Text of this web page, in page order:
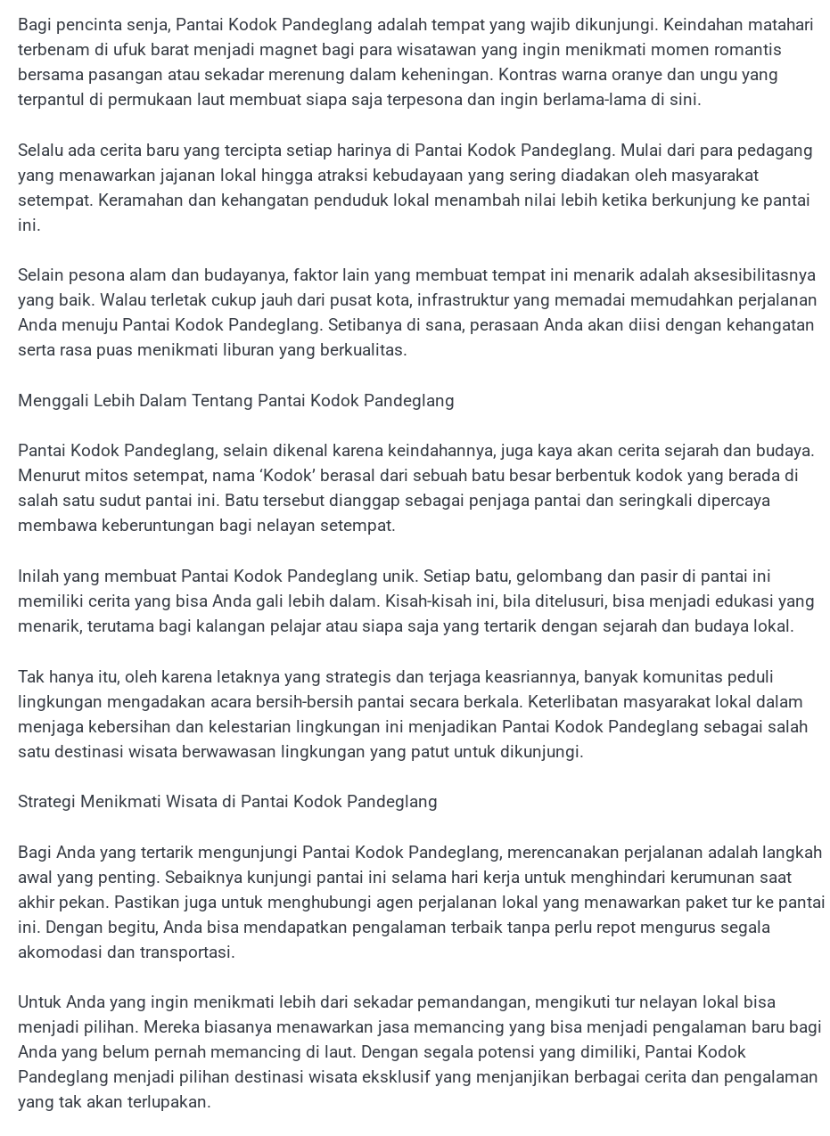
Bagi pencinta senja, Pantai Kodok Pandeglang adalah tempat yang wajib dikunjungi. Keindahan matahari
terbenam di ufuk barat menjadi magnet bagi para wisatawan yang ingin menikmati momen romantis
bersama pasangan atau sekadar merenung dalam keheningan. Kontras warna oranye dan ungu yang
terpantul di permukaan laut membuat siapa saja terpesona dan ingin berlama-lama di sini.
Selalu ada cerita baru yang tercipta setiap harinya di Pantai Kodok Pandeglang. Mulai dari para pedagang
yang menawarkan jajanan lokal hingga atraksi kebudayaan yang sering diadakan oleh masyarakat
setempat. Keramahan dan kehangatan penduduk lokal menambah nilai lebih ketika berkunjung ke pantai
ini.
Selain pesona alam dan budayanya, faktor lain yang membuat tempat ini menarik adalah aksesibilitasnya
yang baik. Walau terletak cukup jauh dari pusat kota, infrastruktur yang memadai memudahkan perjalanan
Anda menuju Pantai Kodok Pandeglang. Setibanya di sana, perasaan Anda akan diisi dengan kehangatan
serta rasa puas menikmati liburan yang berkualitas.
Menggali Lebih Dalam Tentang Pantai Kodok Pandeglang
Pantai Kodok Pandeglang, selain dikenal karena keindahannya, juga kaya akan cerita sejarah dan budaya.
Menurut mitos setempat, nama ‘Kodok’ berasal dari sebuah batu besar berbentuk kodok yang berada di
salah satu sudut pantai ini. Batu tersebut dianggap sebagai penjaga pantai dan seringkali dipercaya
membawa keberuntungan bagi nelayan setempat.
Inilah yang membuat Pantai Kodok Pandeglang unik. Setiap batu, gelombang dan pasir di pantai ini
memiliki cerita yang bisa Anda gali lebih dalam. Kisah-kisah ini, bila ditelusuri, bisa menjadi edukasi yang
menarik, terutama bagi kalangan pelajar atau siapa saja yang tertarik dengan sejarah dan budaya lokal.
Tak hanya itu, oleh karena letaknya yang strategis dan terjaga keasriannya, banyak komunitas peduli
lingkungan mengadakan acara bersih-bersih pantai secara berkala. Keterlibatan masyarakat lokal dalam
menjaga kebersihan dan kelestarian lingkungan ini menjadikan Pantai Kodok Pandeglang sebagai salah
satu destinasi wisata berwawasan lingkungan yang patut untuk dikunjungi.
Strategi Menikmati Wisata di Pantai Kodok Pandeglang
Bagi Anda yang tertarik mengunjungi Pantai Kodok Pandeglang, merencanakan perjalanan adalah langkah
awal yang penting. Sebaiknya kunjungi pantai ini selama hari kerja untuk menghindari kerumunan saat
akhir pekan. Pastikan juga untuk menghubungi agen perjalanan lokal yang menawarkan paket tur ke pantai
ini. Dengan begitu, Anda bisa mendapatkan pengalaman terbaik tanpa perlu repot mengurus segala
akomodasi dan transportasi.
Untuk Anda yang ingin menikmati lebih dari sekadar pemandangan, mengikuti tur nelayan lokal bisa
menjadi pilihan. Mereka biasanya menawarkan jasa memancing yang bisa menjadi pengalaman baru bagi
Anda yang belum pernah memancing di laut. Dengan segala potensi yang dimiliki, Pantai Kodok
Pandeglang menjadi pilihan destinasi wisata eksklusif yang menjanjikan berbagai cerita dan pengalaman
yang tak akan terlupakan.